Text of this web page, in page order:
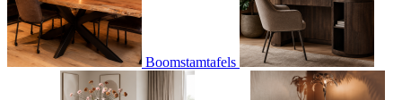
Boomstamtafels